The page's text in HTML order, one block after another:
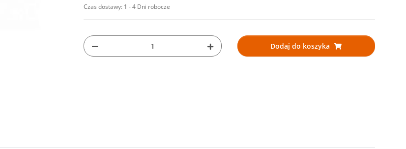
Czas dostawy: 1 - 4 Dni robocze
Dodaj do koszyka